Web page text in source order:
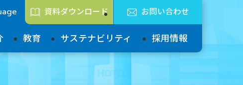
資料ダウンロード お問い合わせ
教育 サステナビリティ 採用情報